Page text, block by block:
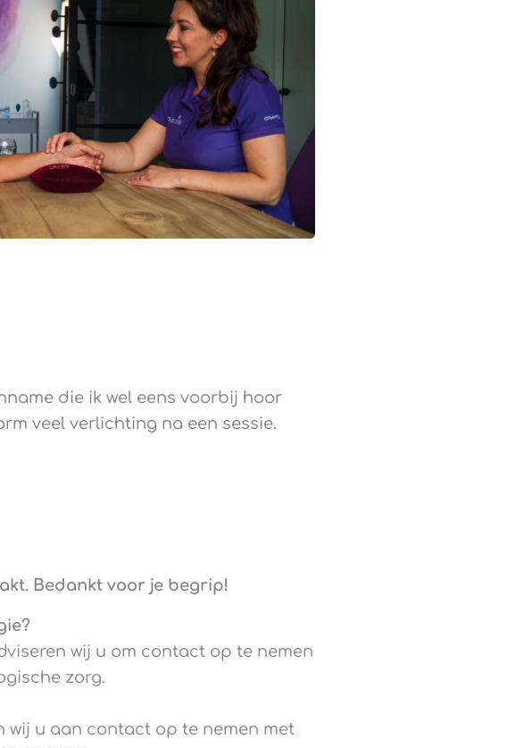
die ik wel eens voorbij hoor
veel verlichting na een sessie.
Bedankt voor je begrip!
wij u om contact op te nemen
zorg.
u aan contact op te nemen met